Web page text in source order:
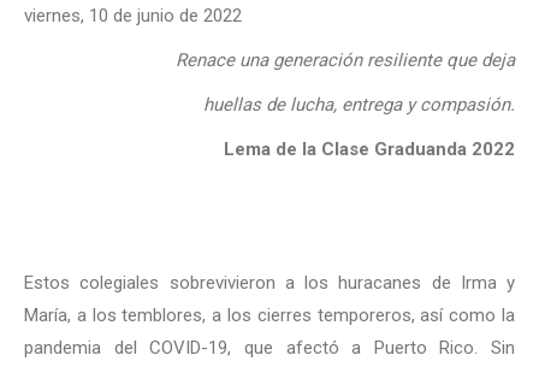
viernes, 10 de junio de 2022
Renace una generación resiliente que deja
huellas de lucha, entrega y compasión.
Lema de la Clase Graduanda 2022
Estos colegiales sobrevivieron a los huracanes de Irma y
María, a los temblores, a los cierres temporeros, así como la
pandemia del COVID-19, que afectó a Puerto Rico. Sin